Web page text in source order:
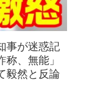
事が迷惑記
、無能」
毅然と反論